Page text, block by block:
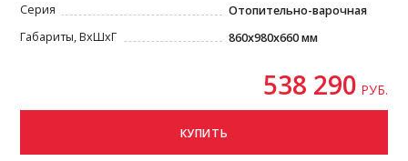
Серия
Отопительно-варочная
Габариты, ВxШxГ
860x980x660 мм
538 290 РУБ.
КУПИТЬ